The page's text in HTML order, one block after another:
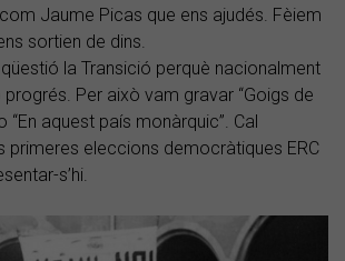
Jaume Picas que ens ajudés. Fèiem
sortien de dins.
la Transició perquè nacionalment
progrés. Per això vam gravar “Goigs de
“En aquest país monàrquic”. Cal
primeres eleccions democràtiques ERC
s’hi.